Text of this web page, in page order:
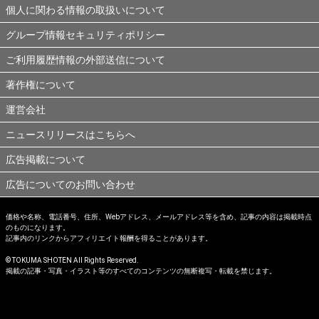
個人に関わる情報の取扱いについて
グループ情報セキュリティポリシー
ご利用履歴情報の外部送信について
著作権について
運営会社
ニュースリリースはこちらへ
広告掲載について
広告についてのお問い合わせ
価格や名称、電話番号、住所、Webアドレス、メールアドレス等を含め、記事の内容は掲載時点
のものになります。
記事内のリンクからアフィリエイト報酬を得ることがあります。
© TOKUMA SHOTEN All Rights Reserved.
掲載の記事・写真・イラスト等のすべてのコンテンツの無断複写・転載を禁じます。